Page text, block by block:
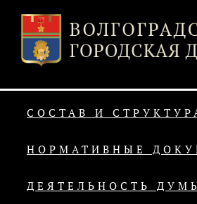
СОСТАВ И
НОРМАТИВНЫЕ
ДЕЯТЕЛЬНОСТЬ